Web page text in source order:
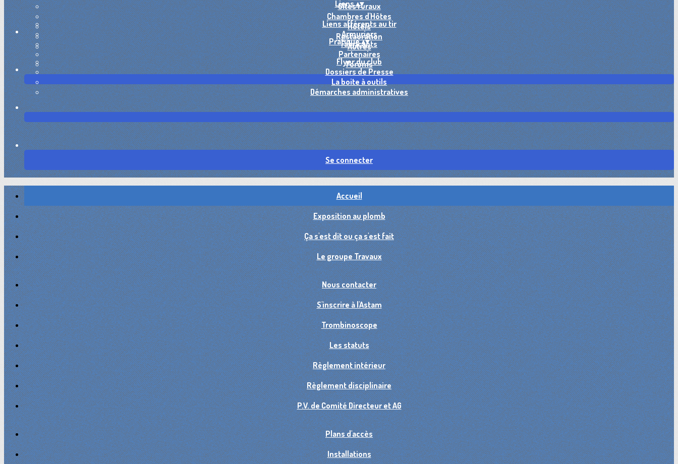
Gîtes ruraux
Chambres d'Hôtes
Hôtels
Restauration
Autres
Liens▴▾
Liens afférents au tir
Armuriers
Fabricants
Partenaires
Forums
Pratique▴▾
Flyer du club
Dossiers de Presse
La boite à outils
Démarches administratives
Se connecter
Accueil
Exposition au plomb
Ça s'est dit ou ça s'est fait
Le groupe Travaux
Nous contacter
S'inscrire à l'Astam
Trombinoscope
Les statuts
Règlement intérieur
Règlement disciplinaire
P.V. de Comité Directeur et AG
Plans d'accès
Installations